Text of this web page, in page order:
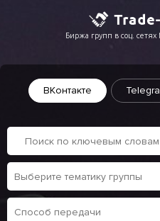
Биржа групп в соц. сетях
ВКонтакте